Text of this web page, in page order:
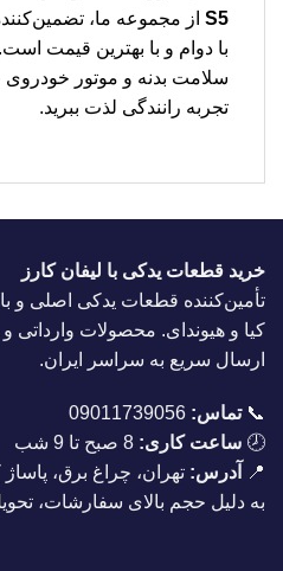
S5 از مجموعه ما،
با دوام و با بهترین قیمت
سلامت بدنه و موتور خودروی
تجربه رانندگی لذت ببرید.
خرید قطعات یدکی با لیفان کارز
تأمین‌کننده قطعات یدکی اصلی و
کیا و هیوندای. محصولات وارداتی
ارسال سریع به سراسر ایران.
📞تماس: 09011739056
🕗 ساعت کاری:
📍
آدرس: تهران، چراغ برق،
به دلیل حجم بالای سفارشات،